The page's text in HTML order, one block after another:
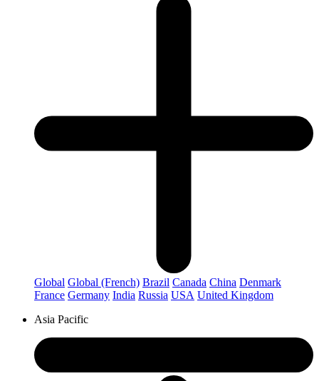
Global Global (French) Brazil Canada China Denmark
France Germany India Russia USA United Kingdom
Asia Pacific